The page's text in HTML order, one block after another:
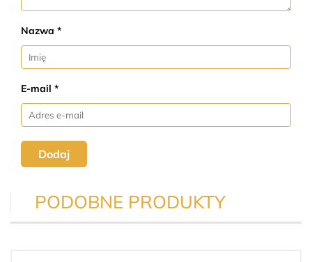
Nazwa *
E-mail *
Dodaj
PODOBNE PRODUKTY